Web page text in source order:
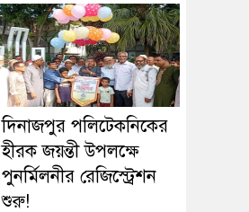
দিনাজপুর পলিটেকনিকের
হীরক জয়ন্তী উপলক্ষে
পুনর্মিলনীর রেজিস্ট্রেশন
শুরু!